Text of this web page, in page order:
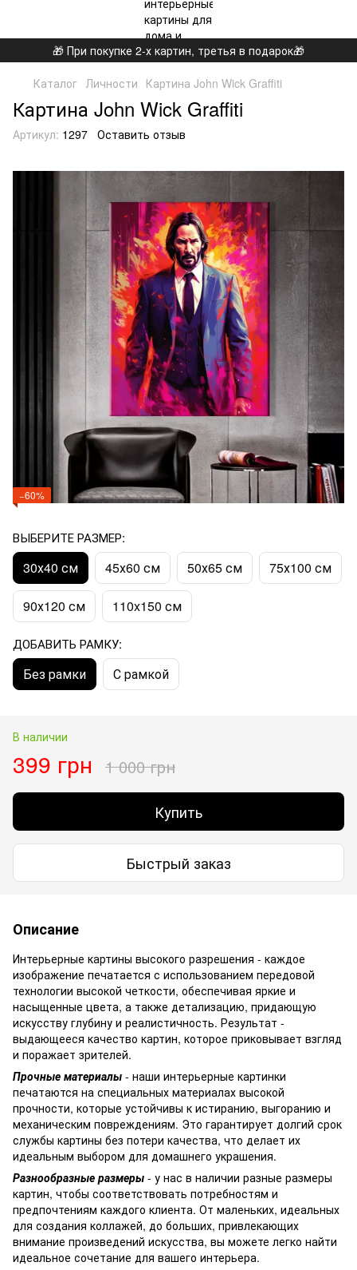
🎁 При покупке 2-х картин, третья в подарок🎁
Каталог Личности Картина John Wick Graffiti
Картина John Wick Graffiti
Артикул: 1297 Оставить отзыв
−60%
ВЫБЕРИТЕ РАЗМЕР:
30х40 см 45х60 см 50х65 см 75х100 см
90х120 см 110x150 см
ДОБАВИТЬ РАМКУ:
Без рамки С рамкой
В наличии
399 грн 1 000 грн
Купить
Быстрый заказ
Описание
Интерьерные картины высокого разрешения - каждое
изображение печатается с использованием передовой
технологии высокой четкости, обеспечивая яркие и
насыщенные цвета, а также детализацию, придающую
искусству глубину и реалистичность. Результат -
выдающееся качество картин, которое приковывает взгляд
и поражает зрителей.
Прочные материалы - наши интерьерные картинки
печатаются на специальных материалах высокой
прочности, которые устойчивы к истиранию, выгоранию и
механическим повреждениям. Это гарантирует долгий срок
службы картины без потери качества, что делает их
идеальным выбором для домашнего украшения.
Разнообразные размеры - у нас в наличии разные размеры
картин, чтобы соответствовать потребностям и
предпочтениям каждого клиента. От маленьких, идеальных
для создания коллажей, до больших, привлекающих
внимание произведений искусства, вы можете легко найти
идеальное сочетание для вашего интерьера.